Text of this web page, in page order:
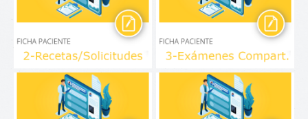
Recetas / Solicitud de
Exámen
Exámenes Complementarios